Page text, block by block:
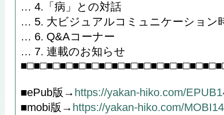
… 4.「病」との対話
… 5. 大ビジュアルコミュニケーション
… 6. Q&Aコーナー
… 7. 連載のお知らせ
■ePub版→ https://yakan-hiko.com/
■mobi版→ https://yakan-hiko.com/